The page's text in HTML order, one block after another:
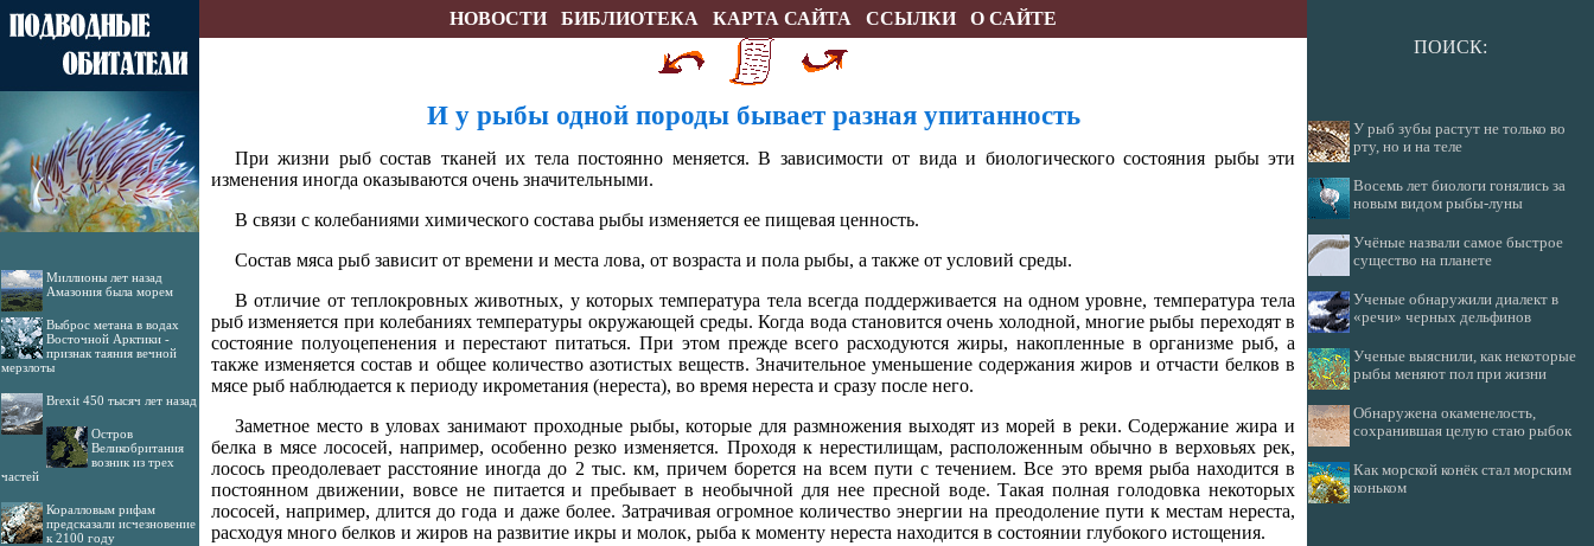
НОВОСТИ БИБЛИОТЕКА КАРТА САЙТА ССЫЛКИ О САЙТЕ
Миллионы лет назад
Амазония была морем
Выброс метана в водах
Восточной Арктики -
признак таяния вечной
мерзлоты
Brexit 450 тысяч лет назад
Остров
Великобритания
возник из трех
частей
Коралловым рифам
предсказали исчезновение
к 2100 году
И у рыбы одной породы бывает разная упитанность
При жизни рыб состав тканей их тела постоянно меняется. В зависимости от вида и биологического состояния рыбы эти
изменения иногда оказываются очень значительными.
В связи с колебаниями химического состава рыбы изменяется ее пищевая ценность.
Состав мяса рыб зависит от времени и места лова, от возраста и пола рыбы, а также от условий среды.
В отличие от теплокровных животных, у которых температура тела всегда поддерживается на одном уровне, температура тела
рыб изменяется при колебаниях температуры окружающей среды. Когда вода становится очень холодной, многие рыбы переходят в
состояние полуоцепенения и перестают питаться. При этом прежде всего расходуются жиры, накопленные в организме рыб, а
также изменяется состав и общее количество азотистых веществ. Значительное уменьшение содержания жиров и отчасти белков в
мясе рыб наблюдается к периоду икрометания (нереста), во время нереста и сразу после него.
Заметное место в уловах занимают проходные рыбы, которые для размножения выходят из морей в реки. Содержание жира и
белка в мясе лососей, например, особенно резко изменяется. Проходя к нерестилищам, расположенным обычно в верховьях рек,
лосось преодолевает расстояние иногда до 2 тыс. км, причем борется на всем пути с течением. Все это время рыба находится в
постоянном движении, вовсе не питается и пребывает в необычной для нее пресной воде. Такая полная голодовка некоторых
лососей, например, длится до года и даже более. Затрачивая огромное количество энергии на преодоление пути к местам нереста,
расходуя много белков и жиров на развитие икры и молок, рыба к моменту нереста находится в состоянии глубокого истощения.
ПОИСК:
У рыб зубы растут не только во
рту, но и на теле
Восемь лет биологи гонялись за
новым видом рыбы-луны
Учёные назвали самое быстрое
существо на планете
Ученые обнаружили диалект в
«речи» черных дельфинов
Ученые выяснили, как некоторые
рыбы меняют пол при жизни
Обнаружена окаменелость,
сохранившая целую стаю рыбок
Как морской конёк стал морским
коньком